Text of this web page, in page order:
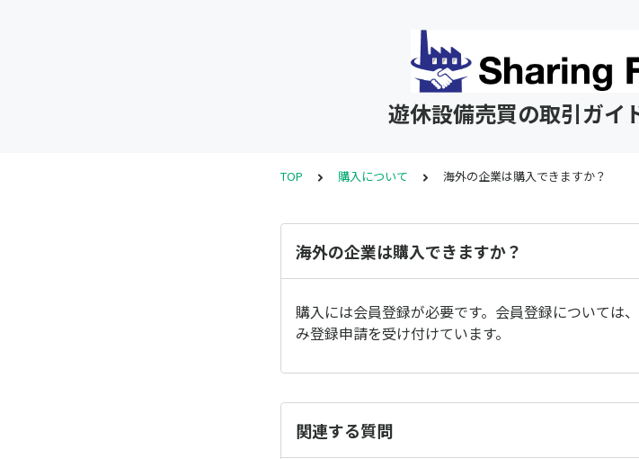
遊休設備売買の取引ガイ
TOP 購入について 海外の企業は購入できますか？
海外の企業は購入できますか？
購入には会員登録が必要です。会員登録については
み登録申請を受け付けています。
関連する質問